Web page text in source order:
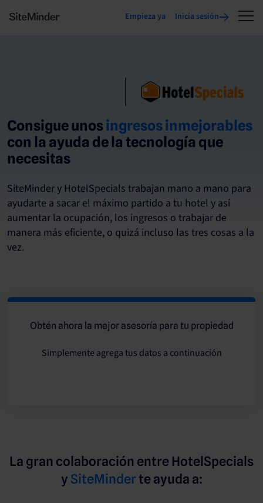
Empieza ya Inicia sesión
Consigue unosingresos inmejorables
con la ayuda de la tecnología que
necesitas
SiteMinder y HotelSpecials trabajan mano a mano para
ayudarte a sacar el máximo partido a tu hotel y así
aumentar la ocupación, los ingresos o trabajar de
manera más eficiente, o quizá incluso las tres cosas a la
vez.
Obtén ahora la mejor asesoría para tu propiedad
Simplemente agrega tus datos a continuación
La gran colaboración entre HotelSpecials
y SiteMinder te ayuda a: